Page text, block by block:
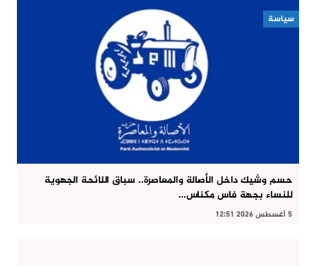
سياسة
حسم وشيك داخل الأصالة والمعاصرة.. سباق اللائحة الجهوية
للنساء بجهة فاس مكناس…
5 أغسطس 2026 12:51